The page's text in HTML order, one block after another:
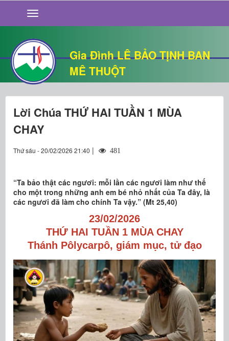
Gia Đình LÊ BẢO TỊNH BAN
MÊ THUỘT
GIỚI THIỆU
TIN TỨC
SỐNG ĐẠO
CHUYỆN NHÀ
QUÁN VĂN
THƯ GIÃN
Lời Chúa THỨ HAI TUẦN 1 MÙA
CHAY
Thứ sáu - 20/02/2026 21:40 | 481
“Ta bảo thật các ngươi: mỗi lần các ngươi làm như thế
cho một trong những anh em bé nhỏ nhất của Ta đây, là
các ngươi đã làm cho chính Ta vậy.” (Mt 25,40)
23/02/2026
THỨ HAI TUẦN 1 MÙA CHAY
Thánh Pôlycarpô, giám mục, tử đạo